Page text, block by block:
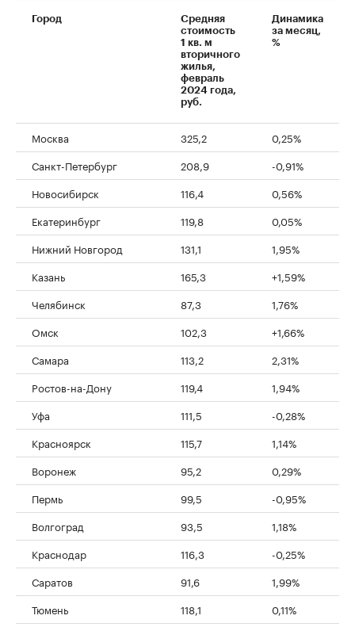
Город
Средняя
стоимость
1 кв. м
вторичного
жилья,
февраль
2024 года,
руб.
Динамика
за месяц,
%
Москва 325,2
0,25%
Санкт-Петербург
208,9
-0,91%
Новосибирск
116,4
0,56%
Екатеринбург
119,8
0,05%
Нижний Новгород
131,1
1,95%
Казань
165,3
+1,59%
Челябинск
87,3
1,76%
Омск
102,3
+1,66%
Самара
113,2
2,31%
Ростов-на-Дону
119,4
1,94%
Уфа
111,5
-0,28%
Красноярск
115,7
1,14%
Воронеж
95,2
0,29%
Пермь
99,5
-0,95%
Волгоград
93,5
1,18%
Краснодар
116,3
-0,25%
Саратов
91,6
1,99%
Тюмень
118,1
0,11%